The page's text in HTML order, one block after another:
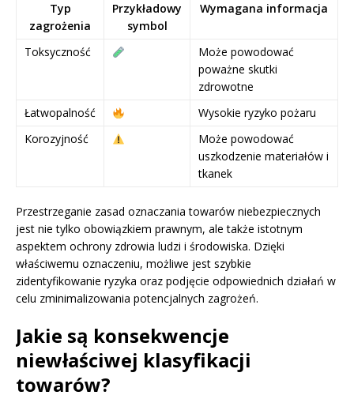
Typ
zagrożenia
Przykładowy
symbol
Wymagana informacja
Toksyczność
Może powodować
poważne skutki
zdrowotne
Łatwopalność
Wysokie ryzyko pożaru
Korozyjność
Może powodować
uszkodzenie materiałów i
tkanek
Przestrzeganie zasad oznaczania towarów niebezpiecznych
jest nie tylko obowiązkiem prawnym, ale także istotnym
aspektem ochrony zdrowia ludzi i środowiska. Dzięki
właściwemu oznaczeniu, możliwe jest szybkie
zidentyfikowanie ryzyka oraz podjęcie odpowiednich działań w
celu zminimalizowania potencjalnych zagrożeń.
Jakie są konsekwencje
niewłaściwej klasyfikacji
towarów?